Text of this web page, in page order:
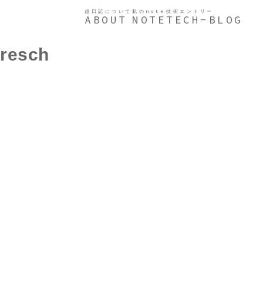
超日記について
ABOUT
私のnote
NOTE
技術エントリー
TECH-BLOG